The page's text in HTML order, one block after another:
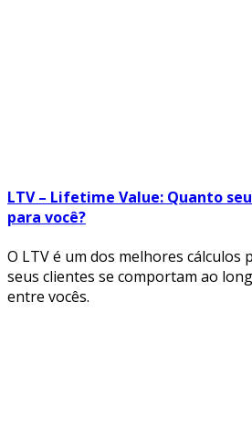
LTV – Lifetime Value: Quanto
para você?
O LTV é um dos melhores cálculos
seus clientes se comportam ao
entre vocês.